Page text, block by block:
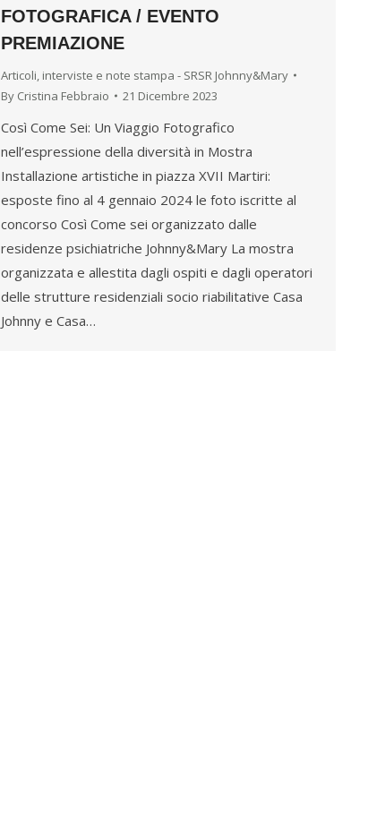
FOTOGRAFICA / EVENTO
PREMIAZIONE
Articoli, interviste e note stampa - SRSR Johnny&Mary
By Cristina Febbraio 21 Dicembre 2023
Così Come Sei: Un Viaggio Fotografico
nell’espressione della diversità in Mostra
Installazione artistiche in piazza XVII Martiri:
esposte fino al 4 gennaio 2024 le foto iscritte al
concorso Così Come sei organizzato dalle
residenze psichiatriche Johnny&Mary La mostra
organizzata e allestita dagli ospiti e dagli operatori
delle strutture residenziali socio riabilitative Casa
Johnny e Casa…